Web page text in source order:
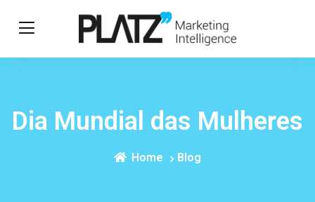
Dia Mundial das Mulheres
Home Blog